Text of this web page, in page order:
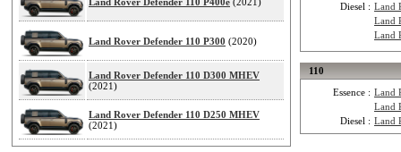
Land Rover Defender 110 P300 (2020)
Land Rover Defender 110 D300 MHEV
(2021)
Land Rover Defender 110 D250 MHEV
(2021)
Diesel : Land
Land
Land
110
Essence : Land
Land
Diesel : Land